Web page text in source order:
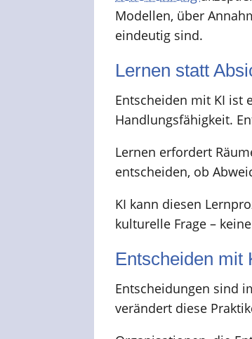
Modellen, über
eindeutig sind.
Lernen statt
Entscheiden mit KI ist
Handlungsfähigkeit.
Lernen erfordert
entscheiden, ob
KI kann diesen
kulturelle Frage –
Entscheiden mit
Entscheidungen sind
verändert diese